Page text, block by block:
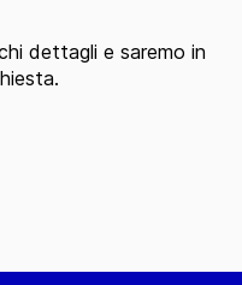
dettagli e saremo in